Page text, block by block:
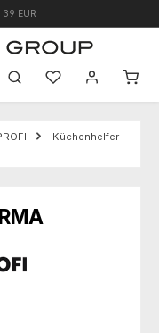
39 EUR
Du hast 0
Küchenhelfer